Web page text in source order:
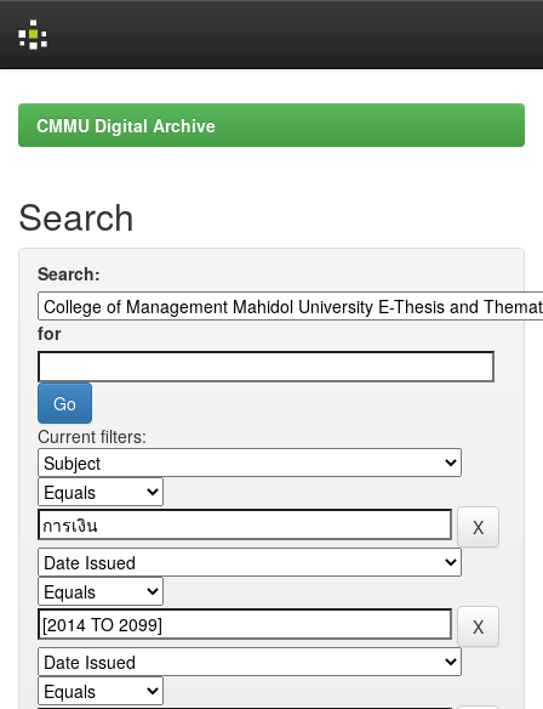
navigationCMMU Digital Archive
Search
Search:
for
Current filters: